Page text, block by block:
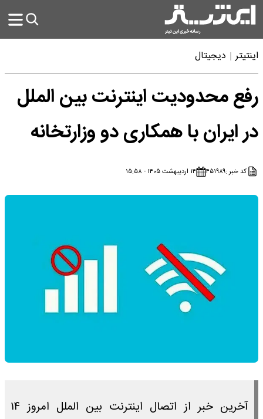
اینتیتر دیجیتال
رفع محدودیت اینترنت بین الملل
در ایران با همکاری دو وزارتخانه
کد خبر :۴۵۱۹۸۹ ۱۴ اردیبهشت ۱۴۰۵ - ۱۵:۵۸
آخرین خبر از اتصال اینترنت بین الملل امروز ۱۴